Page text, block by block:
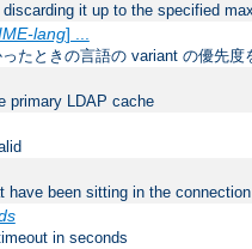
it up to the specified
lang] ...
たときの言語の variant の優先度
primary LDAP cache
have been sitting in the
in seconds